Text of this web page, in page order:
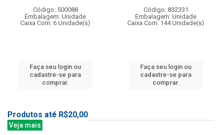
Código: 500088
Embalagem: Unidade
Caixa Com: 6 Unidade(s)
Faça seu login ou
cadastre-se para
comprar.
Código: 832331
Embalagem: Unidade
Caixa Com: 144 Unidade(s)
Faça seu login ou
cadastre-se para
comprar.
Produtos até R$20,00
Veja mais